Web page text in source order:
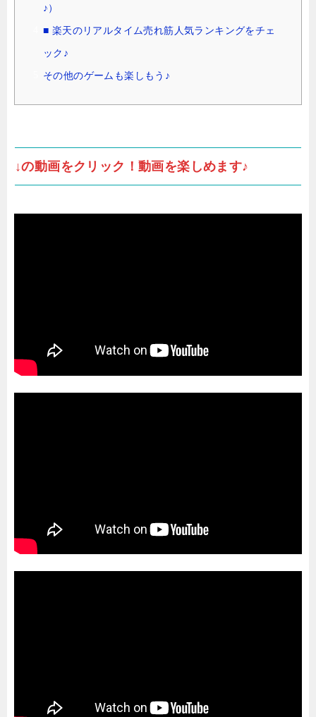
♪）
■ 楽天のリアルタイム売れ筋人気ランキングをチェ
ック♪
その他のゲームも楽しもう♪
↓の動画をクリック！動画を楽しめます♪